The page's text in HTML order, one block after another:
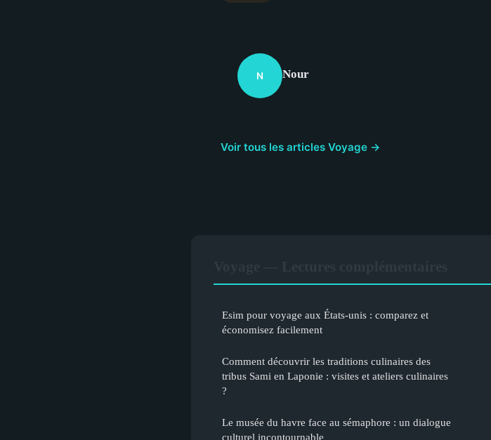
N Nour
Voir tous les articles Voyage →
Esim pour voyage aux États-unis : comparez et
économisez facilement
Comment découvrir les traditions culinaires des
tribus Sami en Laponie : visites et ateliers culinaires
?
Le musée du havre face au sémaphore : un dialogue
culturel incontournable